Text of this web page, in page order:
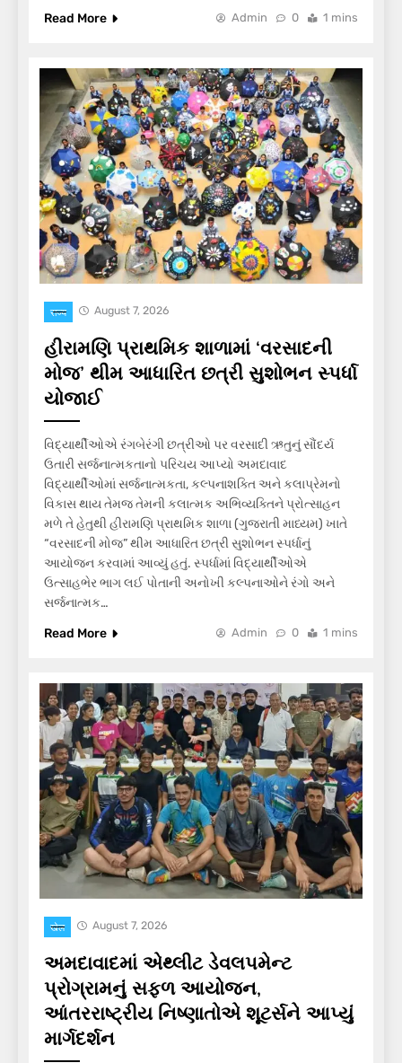
Read More Admin 0 1 mins
राज्य August 7, 2026
હીરામણિ પ્રાથમિક શાળામાં ‘વરસાદની
મોજ’ થીમ આધારિત છત્રી સુશોભન સ્પર્ધા
યોજાઈ
વિદ્યાર્થીઓએ રંગબેરંગી છત્રીઓ પર વરસાદી ઋતુનું સૌંદર્ય
ઉતારી સર્જનાત્મકતાનો પરિચય આપ્યો અમદાવાદ
વિદ્યાર્થીઓમાં સર્જનાત્મકતા, કલ્પનાશક્તિ અને કલાપ્રેમનો
વિકાસ થાય તેમજ તેમની કલાત્મક અભિવ્યક્તિને પ્રોત્સાહન
મળે તે હેતુથી હીરામણિ પ્રાથમિક શાળા (ગુજરાતી માધ્યમ) ખાતે
“વરસાદની મોજ” થીમ આધારિત છત્રી સુશોભન સ્પર્ધાનું
આયોજન કરવામાં આવ્યું હતું. સ્પર્ધામાં વિદ્યાર્થીઓએ
ઉત્સાહભેર ભાગ લઈ પોતાની અનોખી કલ્પનાઓને રંગો અને
સર્જનાત્મક…
Read More
Admin 0 1 mins
खेल August 7, 2026
અમદાવાદમાં એથ્લીટ ડેવલપમેન્ટ
પ્રોગ્રામનું સફળ આયોજન,
આંતરરાષ્ટ્રીય નિષ્ણાતોએ શૂટર્સને આપ્યું
માર્ગદર્શન